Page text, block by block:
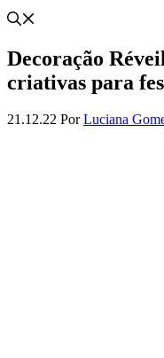
Decoração
criativas para
21.12.22 PorLuciana